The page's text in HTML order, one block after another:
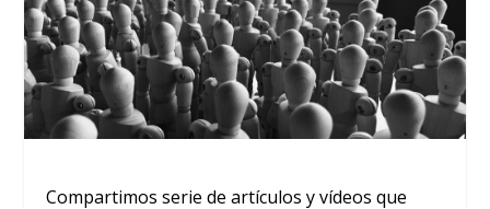
Compartimos serie de artículos y vídeos que